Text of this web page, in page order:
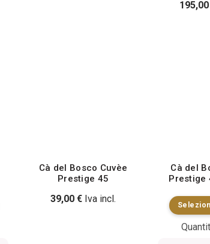
195,00
Cà del Bosco Cuvèe
Prestige 45
39,00€ Iva incl.
Cà del
Prestige